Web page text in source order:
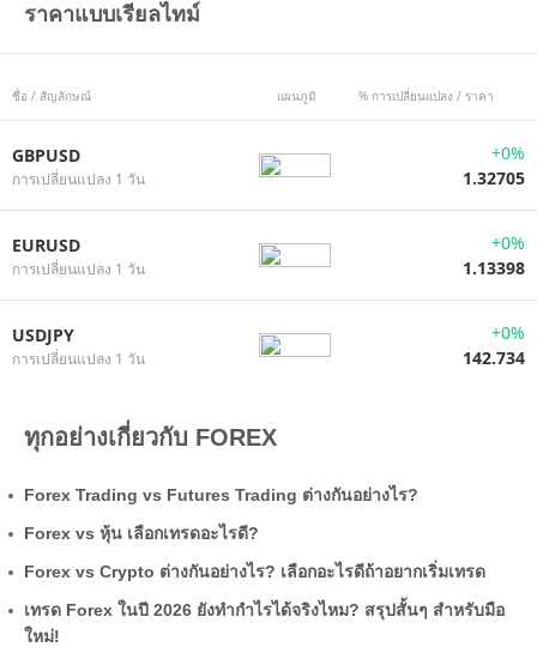
ราคาแบบเรียลไทม์
ชื่อ / สัญลักษณ์ แผนภูมิ % การเปลี่ยนแปลง / ราคา
GBPUSD
การเปลี่ยนแปลง 1 วัน
+0%
1.32705
EURUSD
การเปลี่ยนแปลง 1 วัน
+0%
1.13398
USDJPY
การเปลี่ยนแปลง 1 วัน
+0%
142.734
ทุกอย่างเกี่ยวกับ FOREX
Forex Trading vs Futures Trading ต่างกันอย่างไร?
Forex vs หุ้น เลือกเทรดอะไรดี?
Forex vs Crypto ต่างกันอย่างไร? เลือกอะไรดีถ้าอยากเริ่มเทรด
เทรด Forex ในปี 2026 ยังทำกำไรได้จริงไหม? สรุปสั้นๆ สำหรับมือ
ใหม่!